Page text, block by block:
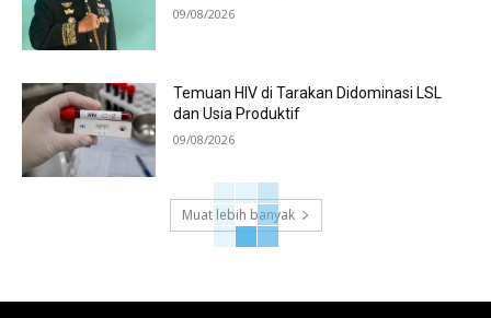
09/08/2026
Temuan HIV di Tarakan Didominasi LSL
dan Usia Produktif
09/08/2026
Muat lebih banyak